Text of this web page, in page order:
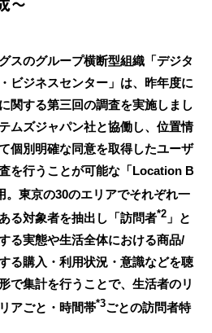
～
スのグループ横断型組織「デジタ
ビジネスセンター」は、昨年度に
関する第三回の調査を実施しまし
ムズジャパン社と協働し、位置情
個別明確な同意を取得したユーザ
を行うことが可能な「Location B
。東京の30のエリアでそれぞれ一
る対象者を抽出し「訪問者*2 」と
る実態や生活全体における商品/
る購入・利用状況・意識などを聴
で集計を行うことで、生活者のリ
アごと・時間帯*3ごとの訪問者特